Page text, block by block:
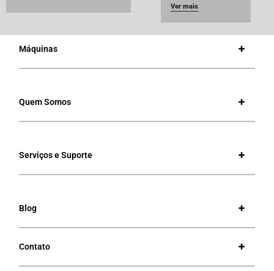
Ver mais
Máquinas
Quem Somos
Serviços e Suporte
Blog
Contato